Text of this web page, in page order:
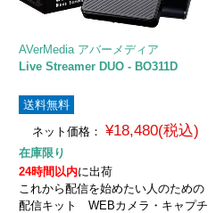
AVerMedia アバーメディア
Live Streamer DUO - BO311D
送料無料
ネット価格： ¥18,480(税込)
在庫限り
24時間以内に出荷
これから配信を始めたい人のための
配信キット WEBカメラ・キャプチ